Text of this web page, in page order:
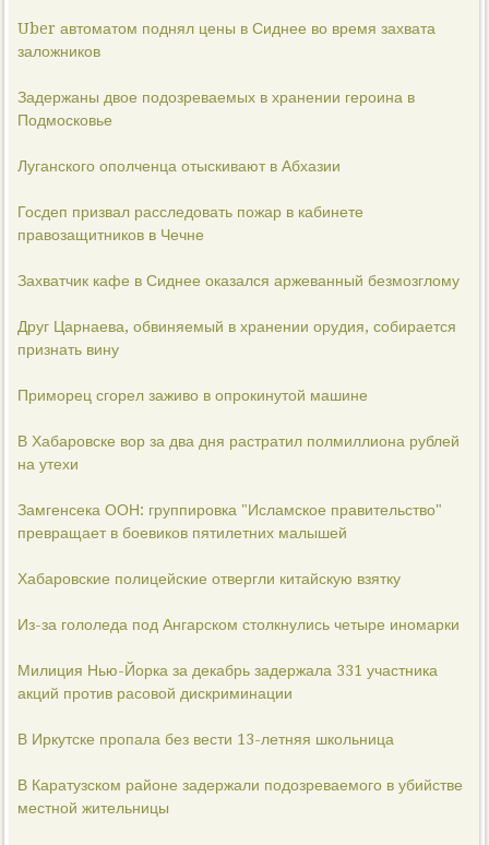
Uber автоматом поднял цены в Сиднее во время захвата
заложников
Задержаны двое подозреваемых в хранении героина в
Подмосковье
Луганского ополченца отыскивают в Абхазии
Госдеп призвал расследовать пожар в кабинете
правозащитников в Чечне
Захватчик кафе в Сиднее оказался аржеванный безмозглому
Друг Царнаева, обвиняемый в хранении орудия, собирается
признать вину
Приморец сгорел заживо в опрокинутой машине
В Хабаровске вор за два дня растратил полмиллиона рублей
на утехи
Замгенсека ООН: группировка "Исламское правительство"
превращает в боевиков пятилетних малышей
Хабаровские полицейские отвергли китайскую взятку
Из-за гололеда под Ангарском столкнулись четыре иномарки
Милиция Нью-Йорка за декабрь задержала 331 участника
акций против расовой дискриминации
В Иркутске пропала без вести 13-летняя школьница
В Каратузском районе задержали подозреваемого в убийстве
местной жительницы